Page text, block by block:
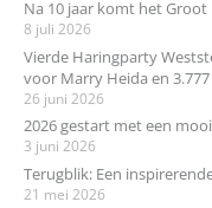
Na 10 jaar komt het
8 juli 2026
Vierde Haringparty
voor Marry Heida en
26 juni 2026
2026 gestart met een
3 juni 2026
Terugblik: Een
21 mei 2026